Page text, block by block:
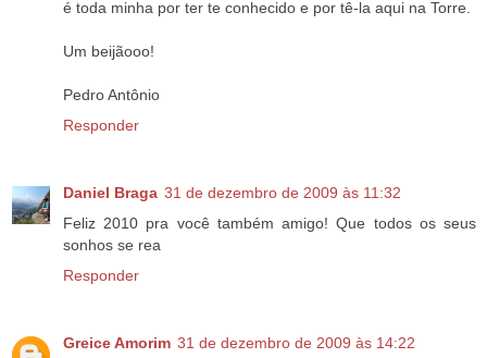
é toda minha por ter te conhecido e por tê-la aqui na Torre.
Um beijãooo!
Pedro Antônio
Responder
Daniel Braga 31 de dezembro de 2009 às 11:32
Feliz 2010 pra você também amigo! Que todos os seus
sonhos se rea
Responder
Greice Amorim 31 de dezembro de 2009 às 14:22